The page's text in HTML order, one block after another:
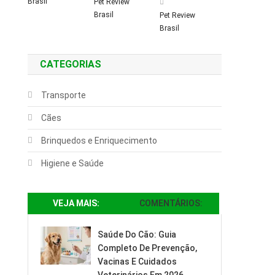
Pet Review
Brasil
Pet Review
Brasil
CATEGORIAS
Transporte
Cães
Brinquedos e Enriquecimento
Higiene e Saúde
VEJA MAIS: COMENTÁRIOS:
Saúde Do Cão: Guia
Completo De Prevenção,
Vacinas E Cuidados